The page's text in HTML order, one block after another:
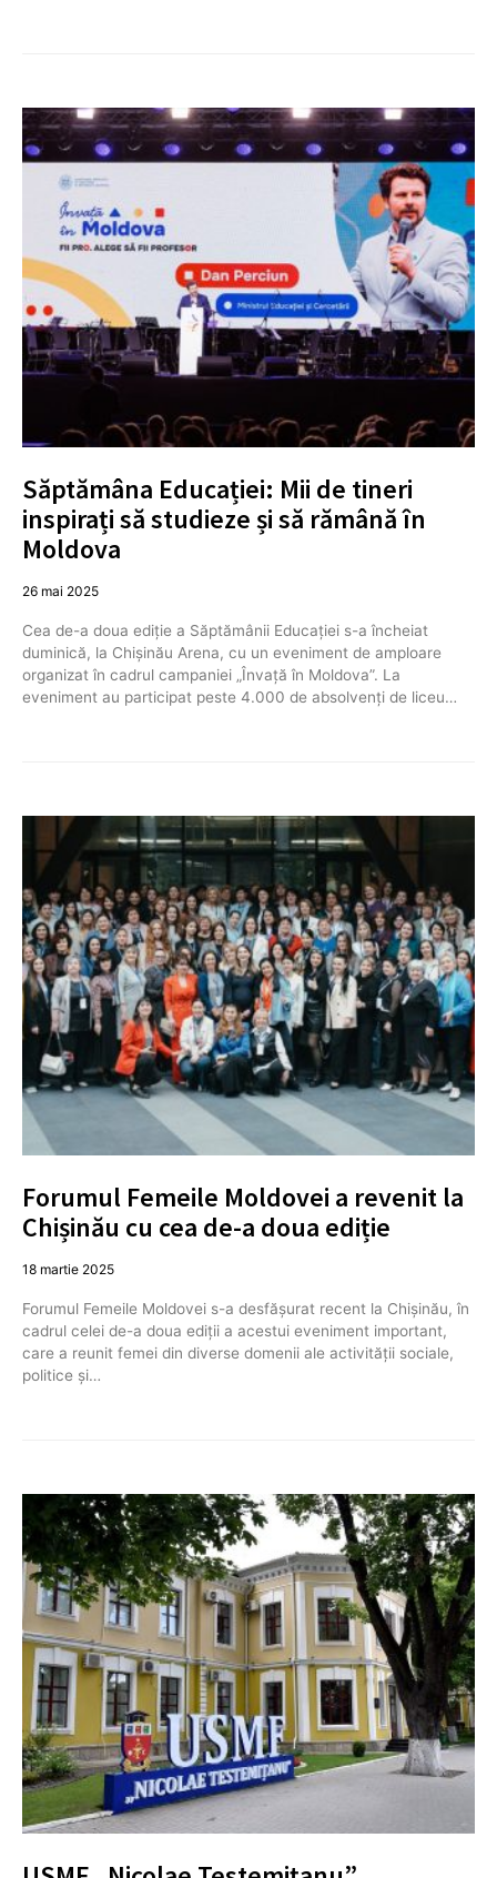
Săptămâna Educației: Mii de tineri
inspirați să studieze și să rămână în
Moldova
26 mai 2025
Cea de-a doua ediție a Săptămânii Educației s-a încheiat
duminică, la Chișinău Arena, cu un eveniment de amploare
organizat în cadrul campaniei „Învață în Moldova”. La
eveniment au participat peste 4.000 de absolvenți de liceu…
Forumul Femeile Moldovei a revenit la
Chișinău cu cea de-a doua ediție
18 martie 2025
Forumul Femeile Moldovei s-a desfășurat recent la Chișinău, în
cadrul celei de-a doua ediții a acestui eveniment important,
care a reunit femei din diverse domenii ale activității sociale,
politice și…